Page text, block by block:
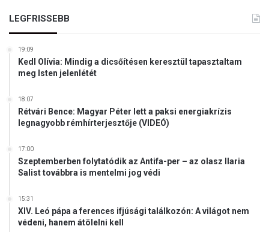
LEGFRISSEBB
19:09
Kedl Olívia: Mindig a dicsőítésen keresztül tapasztaltam
meg Isten jelenlétét
18:07
Rétvári Bence: Magyar Péter lett a paksi energiakrízis
legnagyobb rémhírterjesztője (VIDEÓ)
17:00
Szeptemberben folytatódik az Antifa-per – az olasz Ilaria
Salist továbbra is mentelmi jog védi
15:31
XIV. Leó pápa a ferences ifjúsági találkozón: A világot nem
védeni, hanem átölelni kell